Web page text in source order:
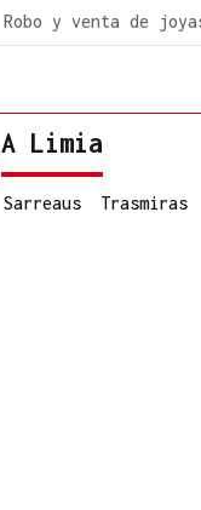
Robo y venta de
A Limia
Sarreaus Trasmiras